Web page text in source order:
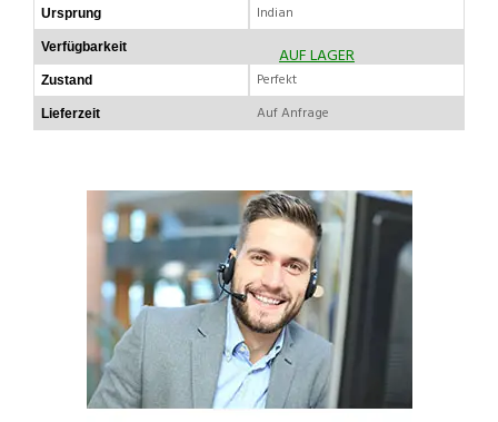
Ursprung Indian
Verfügbarkeit AUF LAGER
Zustand Perfekt
Lieferzeit Auf Anfrage